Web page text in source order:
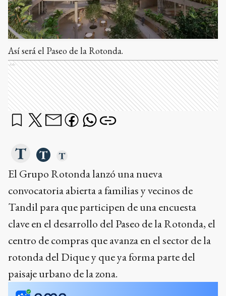
Así será el Paseo de la Rotonda.
Ads
El Grupo Rotonda lanzó una nueva
convocatoria abierta a familias y vecinos de
Tandil para que participen de una encuesta
clave en el desarrollo del Paseo de la Rotonda, el
centro de compras que avanza en el sector de la
rotonda del Dique y que ya forma parte del
paisaje urbano de la zona.